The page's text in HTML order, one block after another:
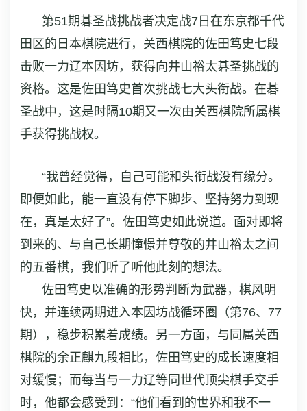
第51期碁圣战挑战者决定战7日在东京都千代
田区的日本棋院进行，关西棋院的佐田笃史七段
击败一力辽本因坊，获得向井山裕太碁圣挑战的
资格。这是佐田笃史首次挑战七大头衔战。在碁
圣战中，这是时隔10期又一次由关西棋院所属棋
手获得挑战权。
“我曾经觉得，自己可能和头衔战没有缘分。
即便如此，能一直没有停下脚步、坚持努力到现
在，真是太好了”。佐田笃史如此说道。面对即将
到来的、与自己长期憧憬并尊敬的井山裕太之间
的五番棋，我们听了听他此刻的想法。
佐田笃史以准确的形势判断为武器，棋风明
快，并连续两期进入本因坊战循环圈（第76、77
期），稳步积累着成绩。另一方面，与同属关西
棋院的余正麒九段相比，佐田笃史的成长速度相
对缓慢；而每当与一力辽等同世代顶尖棋手交手
时，他都会感受到：“他们看到的世界和我不一